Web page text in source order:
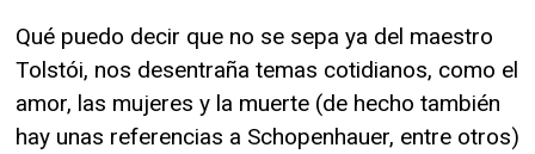
Qué puedo decir que no se sepa ya del maestro
Tolstói, nos desentraña temas cotidianos, como el
amor, las mujeres y la muerte (de hecho también
hay unas referencias a Schopenhauer, entre otros)